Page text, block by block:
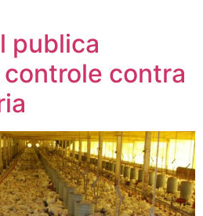
publica
contra